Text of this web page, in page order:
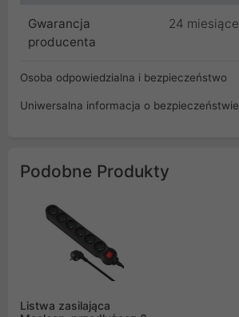
Gwarancja
producenta
24 miesiące
Osoba odpowiedzialna i bezpieczeństwo
Uniwersalna informacja o bezpieczeństwie
Podobne Produkty
Listwa zasilająca